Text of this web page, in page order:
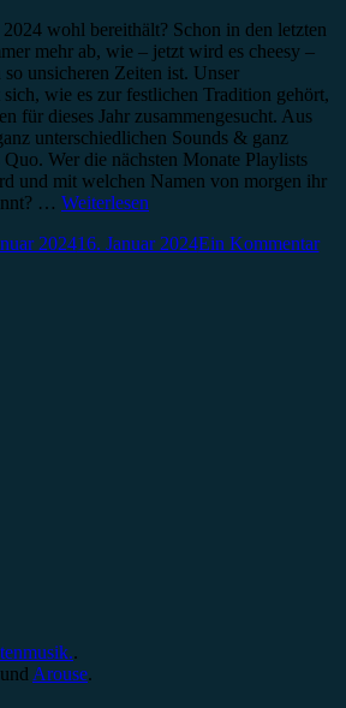
wohl bereithält? Schon in den letzten
mehr ab, wie – jetzt wird es cheesy –
unsicheren Zeiten ist. Unser
wie es zur festlichen Tradition gehört,
für dieses Jahr zusammengesucht. Aus
unterschiedlichen Sounds & ganz
Wer die nächsten Monate Playlists
und mit welchen Namen von morgen ihr
… Weiterlesen
202416. Januar 2024Ein Kommentar
.
und Arouse.